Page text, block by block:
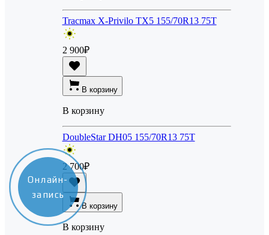
Tracmax X-Privilo TX5 155/70R13 75T
2 900₽
В корзину
В корзину
DoubleStar DH05 155/70R13 75T
2 700₽
В корзину
В корзину
Онлайн-
запись